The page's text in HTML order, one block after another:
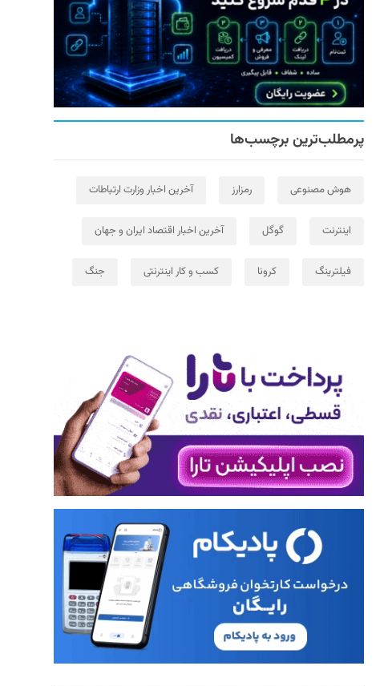
پرمطلب‌ترین برچسب‌ها
هوش مصنوعی رمزارز آخرین اخبار وزارت ارتباطات
اینترنت گوگل آخرین اخبار اقتصاد ایران و جهان
فیلترینگ کرونا کسب و کار اینترنتی جنگ